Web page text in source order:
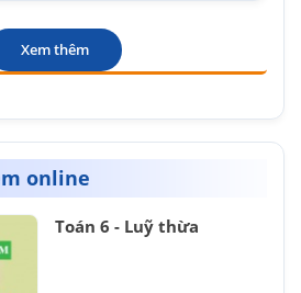
Xem thêm
online
Toán 6 - Luỹ thừa